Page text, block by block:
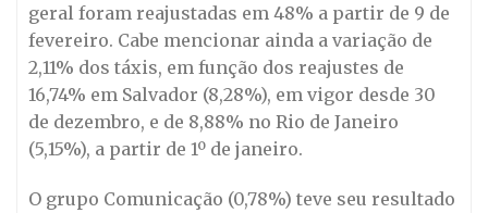
geral foram reajustadas em 48% a partir de 9 de
fevereiro. Cabe mencionar ainda a variação de
2,11% dos táxis, em função dos reajustes de
16,74% em Salvador (8,28%), em vigor desde 30
de dezembro, e de 8,88% no Rio de Janeiro
(5,15%), a partir de 1º de janeiro.
O grupo Comunicação (0,78%) teve seu resultado